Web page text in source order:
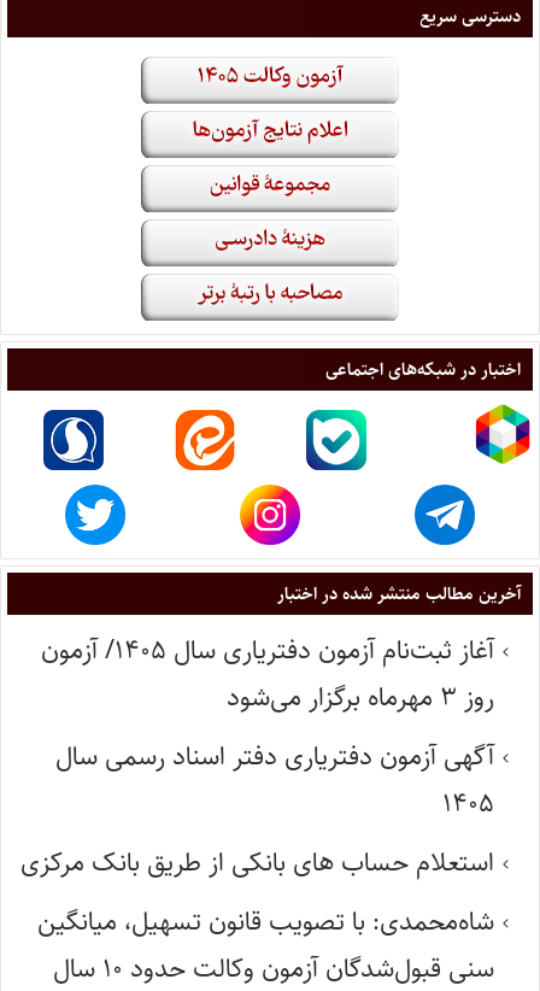
دسترسی سریع
اختبار در شبکه‌های اجتماعی
آخرین مطالب منتشر شده در اختبار
آغاز ثبت‌نام آزمون دفتریاری سال ۱۴۰۵/ آزمون
روز ۳ مهرماه برگزار می‌شود
آگهی آزمون دفتریاری دفتر اسناد رسمی سال
۱۴۰۵
استعلام حساب های بانکی از طریق بانک مرکزی
شاه‌محمدی: با تصویب قانون تسهیل، میانگین
سنی قبول‌شدگان آزمون وکالت حدود ۱۰ سال